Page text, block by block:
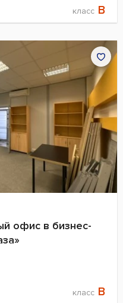
класс B
офис в бизнес-
класс B